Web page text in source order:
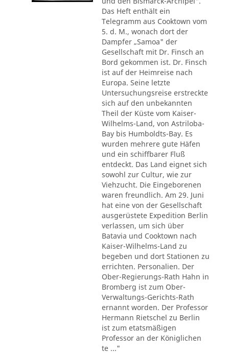
Das Heft enthält ein
Telegramm aus Cooktown vom
5. d. M., wonach dort der
Dampfer „Samoa" der
Gesellschaft mit Dr. Finsch an
Bord gekommen ist. Dr. Finsch
ist auf der Heimreise nach
Europa. Seine letzte
Untersuchungsreise erstreckte
sich auf den unbekannten
Theil der Küste vom Kaiser-
Wilhelms-Land, von Astriloba-
Bay bis Humboldts-Bay. Es
wurden mehrere gute Häfen
und ein schiffbarer Fluß
entdeckt. Das Land eignet sich
sowohl zur Cultur, wie zur
Viehzucht. Die Eingeborenen
waren freundlich. Am 29. Juni
hat eine von der Gesellschaft
ausgerüstete Expedition Berlin
verlassen, um sich über
Batavia und Cooktown nach
Kaiser-Wilhelms-Land zu
begeben und dort Stationen zu
errichten. Personalien. Der
Ober-Regierungs-Rath Hahn in
Bromberg ist zum Ober-
Verwaltungs-Gerichts-Rath
ernannt worden. Der Professor
Hermann Rietschel zu Berlin
ist zum etatsmäßigen
Professor an der Königlichen
te ..."